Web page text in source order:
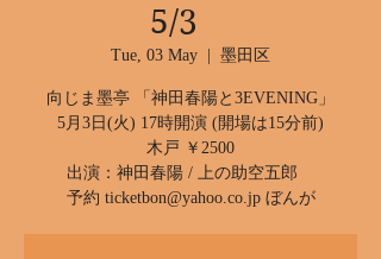
5/3
Tue, 03 May 墨田区
向じま墨亭 「神田春陽と3EVENING」
5月3日(火) 17時開演 (開場は15分前)
木戸 ￥2500
出演：神田春陽 / 上の助空五郎
予約 ticketbon@yahoo.co.jp ぼんが